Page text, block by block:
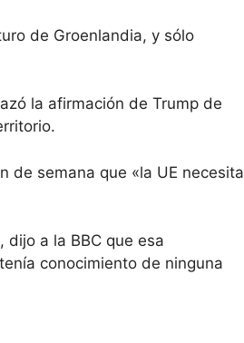
de Groenlandia, y sólo
la afirmación de Trump de
de semana que «la UE necesita
dijo a la BBC que esa
conocimiento de ninguna